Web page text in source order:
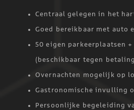
Centraal gelegen in het
Goed bereikbaar met auto
50 eigen parkeerplaatsen
(beschikbaar tegen
Overnachten mogelijk op
Gastronomische invulling
Persoonlijke begeleiding